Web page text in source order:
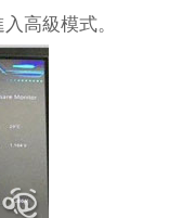
高級模式。